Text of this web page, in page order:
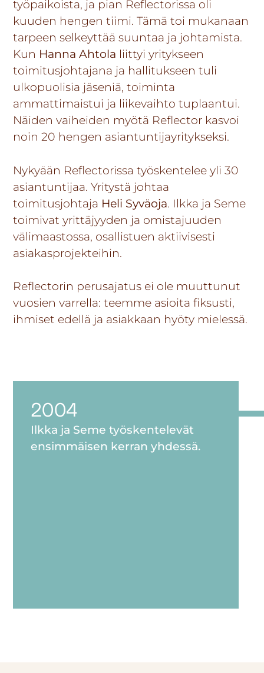
työpaikoista, ja pian Reflectorissa oli
kuuden hengen tiimi. Tämä toi mukanaan
tarpeen selkeyttää suuntaa ja johtamista.
Kun Hanna Ahtola liittyi yritykseen
toimitusjohtajana ja hallitukseen tuli
ulkopuolisia jäseniä, toiminta
ammattimaistui ja liikevaihto tuplaantui.
Näiden vaiheiden myötä Reflector kasvoi
noin 20 hengen asiantuntijayritykseksi.
Nykyään Reflectorissa työskentelee yli 30
asiantuntijaa. Yritystä johtaa
toimitusjohtaja Heli Syväoja. Ilkka ja Seme
toimivat yrittäjyyden ja omistajuuden
välimaastossa, osallistuen aktiivisesti
asiakasprojekteihin.
Reflectorin perusajatus ei ole muuttunut
vuosien varrella: teemme asioita fiksusti,
ihmiset edellä ja asiakkaan hyöty mielessä.
2004
Ilkka ja Seme työskentelevät
ensimmäisen kerran yhdessä.